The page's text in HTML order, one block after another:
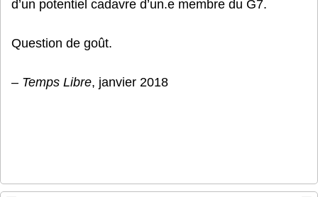
d’un potentiel cadavre d’un.e membre du G7.
Question de goût.
– Temps Libre, janvier 2018